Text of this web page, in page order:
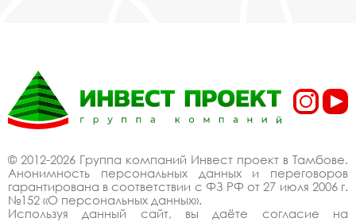
© 2012-2026 Группа компаний Инвест проект в Тамбове.
Анонимность персональных данных и переговоров
гарантирована в соответствии с ФЗ РФ от 27 июля 2006 г.
№152 «О персональных данных».
Используя данный сайт, вы даёте согласие на